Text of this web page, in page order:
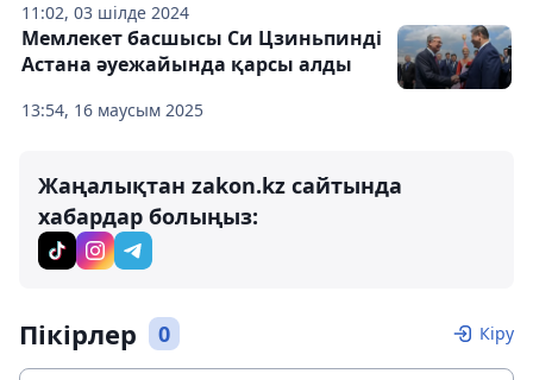
11:02, 03 шілде 2024
13:54, 16 маусым 2025
Мемлекет басшысы Си Цзиньпинді
Астана әуежайында қарсы алды
Жаңалықтан zakon.kz сайтында
хабардар болыңыз:
Пікірлер 0 Кіру